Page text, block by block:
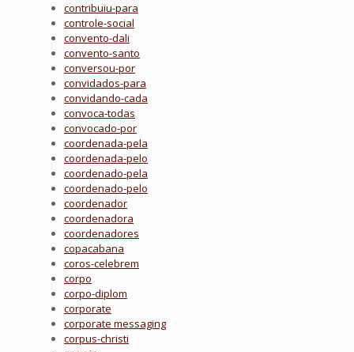
contribuiu-para
controle-social
convento-dali
convento-santo
conversou-por
convidados-para
convidando-cada
convoca-todas
convocado-por
coordenada-pela
coordenada-pelo
coordenado-pela
coordenado-pelo
coordenador
coordenadora
coordenadores
copacabana
coros-celebrem
corpo
corpo-diplom
corporate
corporate messaging
corpus-christi